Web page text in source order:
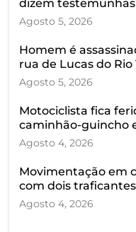
dizem testemunhas
Agosto 5, 2026
Homem é
rua de Lucas do Rio
Agosto 5, 2026
Motociclista fica
caminhão-guincho
Agosto 4, 2026
Movimentação em
com dois
Agosto 4, 2026